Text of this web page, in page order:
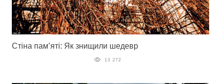
Стіна пам’яті: Як знищили шедевр
13 272